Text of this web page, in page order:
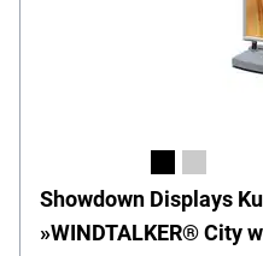
Showdown Displays
»WINDTALKER® City